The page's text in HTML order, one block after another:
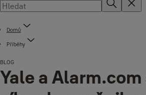
Domů
Příběhy
BLOG
Yale a